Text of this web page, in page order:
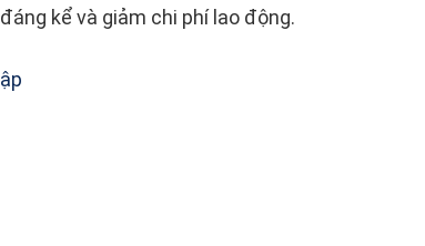
kể và giảm chi phí lao động.